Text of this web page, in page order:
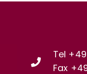
Tel
Fax